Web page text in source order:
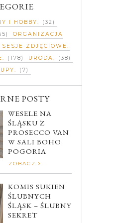
I HOBBY
(32)
ORGANIZACJA
SESJE ZDJĘCIOWE
(178) URODA
(38)
(7)
POSTY
WESELE NA
ŚLĄSKU Z
PROSECCO VAN
W SALI BOHO
POGORIA
ZOBACZ
KOMIS SUKIEN
ŚLUBNYCH
ŚLĄSK – ŚLUBNY
SEKRET